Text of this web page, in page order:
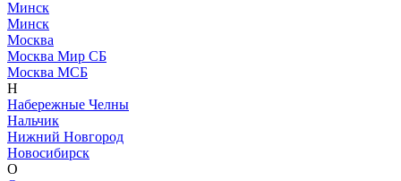
Минск
Минск
Москва
Москва Мир СБ
Москва МСБ
Н
Набережные Челны
Нальчик
Нижний Новгород
Новосибирск
О